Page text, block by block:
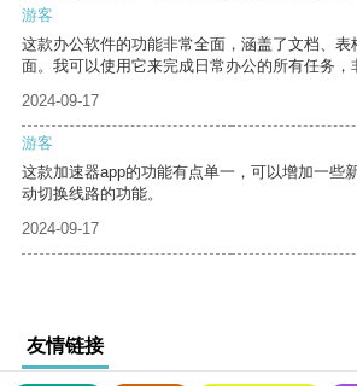
游客
这款办公软件的功能非常全面，涵盖了文档、
面。我可以使用它来完成日常办公的所有任务，
2024-09-17
游客
这款加速器app的功能有点单一，可以增加一些
动切换线路的功能。
2024-09-17
友情链接